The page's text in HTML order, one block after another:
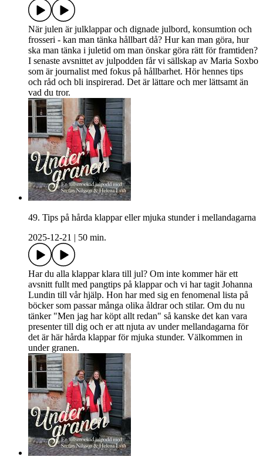
När julen är julklappar och dignade julbord, konsumtion och
frosseri - kan man tänka hållbart då? Hur kan man göra, hur
ska man tänka i juletid om man önskar göra rätt för framtiden?
I senaste avsnittet av julpodden får vi sällskap av Maria Soxbo
som är journalist med fokus på hållbarhet. Hör hennes tips
och råd och bli inspirerad. Det är lättare och mer lättsamt än
vad du tror.
49. Tips på hårda klappar eller mjuka stunder i mellandagarna
2025-12-21
50 min.
Har du alla klappar klara till jul? Om inte kommer här ett
avsnitt fullt med pangtips på klappar och vi har tagit Johanna
Lundin till vår hjälp. Hon har med sig en fenomenal lista på
böcker som passar många olika åldrar och stilar. Om du nu
tänker "Men jag har köpt allt redan" så kanske det kan vara
presenter till dig och er att njuta av under mellandagarna för
det är här hårda klappar för mjuka stunder. Välkommen in
under granen.